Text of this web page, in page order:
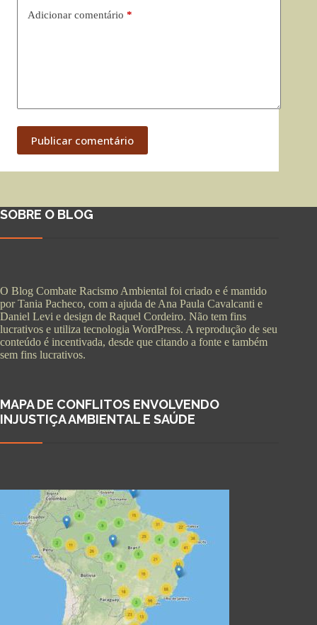
Adicionar comentário *
Publicar comentário
SOBRE O BLOG
O Blog Combate Racismo Ambiental foi criado e é mantido
por Tania Pacheco, com a ajuda de Ana Paula Cavalcanti e
Daniel Levi e design de Raquel Cordeiro. Não tem fins
lucrativos e utiliza tecnologia WordPress. A reprodução de seu
conteúdo é incentivada, desde que citando a fonte e também
sem fins lucrativos.
MAPA DE CONFLITOS ENVOLVENDO
INJUSTIÇA AMBIENTAL E SAÚDE